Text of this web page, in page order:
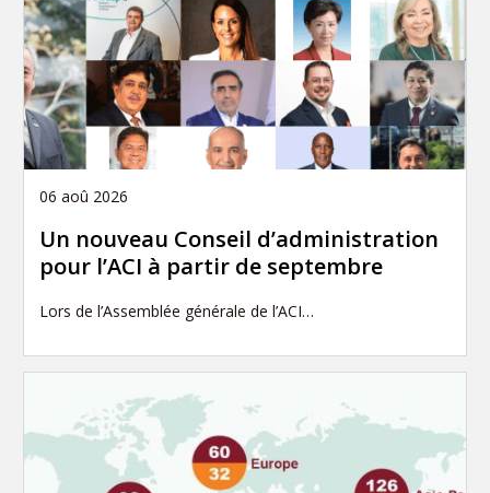
06 aoû 2026
Un nouveau Conseil d’administration
pour l’ACI à partir de septembre
Lors de l’Assemblée générale de l’ACI…